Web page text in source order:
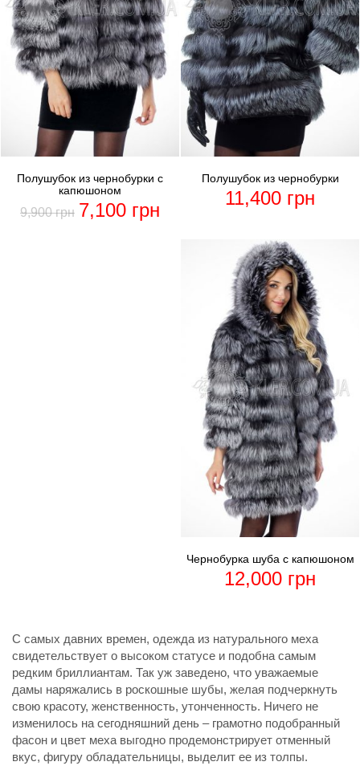
Полушубок из чернобурки
11,400 грн
Полушубок из чернобурки с
капюшоном
9,900грн 7,100 грн
Чернобурка шуба с капюшоном
12,000 грн
С самых давних времен, одежда из натурального меха
свидетельствует о высоком статусе и подобна самым
редким бриллиантам. Так уж заведено, что уважаемые
дамы наряжались в роскошные шубы, желая подчеркнуть
свою красоту, женственность, утонченность. Ничего не
изменилось на сегодняшний день – грамотно подобранный
фасон и цвет меха выгодно продемонстрирует отменный
вкус, фигуру обладательницы, выделит ее из толпы.